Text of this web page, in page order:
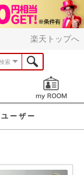
楽天トップへ
索
お知らせ
ユーザー